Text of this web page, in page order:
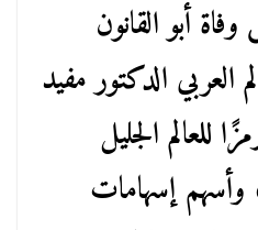
أبو القانون
العربي الدكتور مفيد
للعالم الجليل
وأسهم إسهامات